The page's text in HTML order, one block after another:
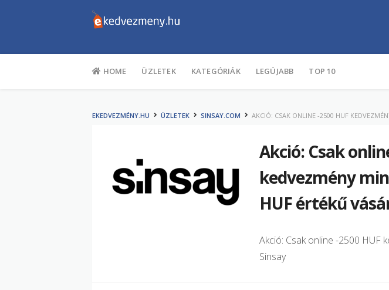
HOME ÜZLETEK KATEGÓRIÁK LEGÚJABB TOP 10
EKEDVEZMÉNY.HU ÜZLETEK SINSAY.COM AKCIÓ: CSAK ONLINE -2500 HUF
Akció: Csak
kedvezmény
HUF értékű
Akció: Csak online -2500 HUF
Sinsay